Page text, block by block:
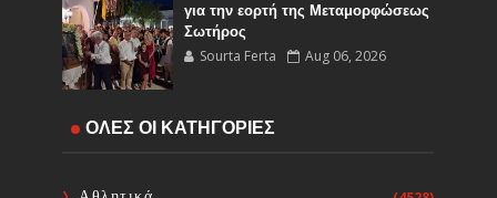
για την εορτή της Μεταμορφώσεως
Σωτήρος
Sourta Ferta Aug 06, 2026
Έναρξη εργασιών του Υποέργου 1
ΟΛΕΣ ΟΙ ΚΑΤΗΓΟΡΙΕΣ